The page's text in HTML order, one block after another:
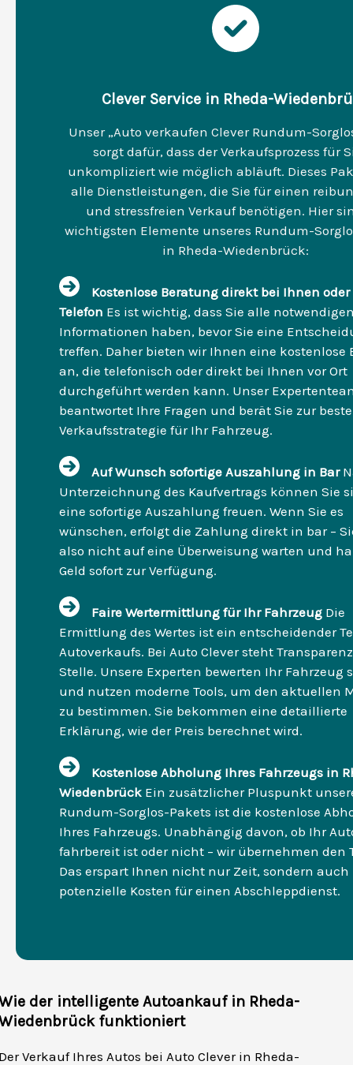
Clever Service in Rheda-
Unser „Auto verkaufen Clever Rundum-
sorgt dafür, dass der Verkaufsprozess für
unkompliziert wie möglich abläuft. Dieses
alle Dienstleistungen, die Sie für einen
und stressfreien Verkauf benötigen. Hier
wichtigsten Elemente unseres Rundum-
in Rheda-Wiedenbrück:
Kostenlose Beratung direkt bei Ihnen oder
Telefon Es ist wichtig, dass Sie alle
Informationen haben, bevor Sie eine
treffen. Daher bieten wir Ihnen eine kostenlose
an, die telefonisch oder direkt bei Ihnen vor Ort
durchgeführt werden kann. Unser
beantwortet Ihre Fragen und berät Sie zur
Verkaufsstrategie für Ihr Fahrzeug.
Auf Wunsch sofortige Auszahlung in Bar
Unterzeichnung des Kaufvertrags können Sie
eine sofortige Auszahlung freuen. Wenn Sie es
wünschen, erfolgt die Zahlung direkt in bar –
also nicht auf eine Überweisung warten und
Geld sofort zur Verfügung.
Faire Wertermittlung für Ihr Fahrzeug Die
Ermittlung des Wertes ist ein entscheidender
Autoverkaufs. Bei Auto Clever steht
Stelle. Unsere Experten bewerten Ihr Fahrzeug
und nutzen moderne Tools, um den aktuellen
zu bestimmen. Sie bekommen eine detaillierte
Erklärung, wie der Preis berechnet wird.
Kostenlose Abholung Ihres Fahrzeugs in
Wiedenbrück Ein zusätzlicher Pluspunkt
Rundum-Sorglos-Pakets ist die kostenlose
Ihres Fahrzeugs. Unabhängig davon, ob Ihr
fahrbereit ist oder nicht – wir übernehmen den
Das erspart Ihnen nicht nur Zeit, sondern auch
potenzielle Kosten für einen Abschleppdienst.
der intelligente Autoankauf in Rheda-
funktioniert
Verkauf Ihres Autos bei Auto Clever in Rheda-